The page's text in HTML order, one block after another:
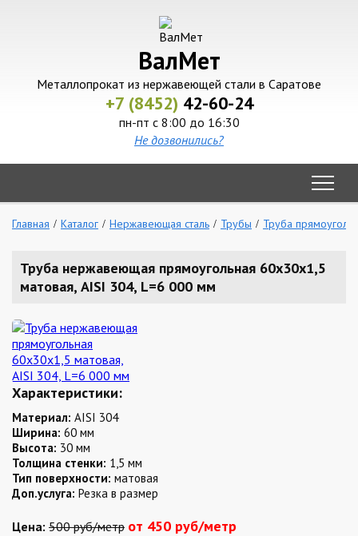
ВалМет
Металлопрокат из нержавеющей стали в Саратове
+7 (8452) 42-60-24
пн-пт с 8:00 до 16:30
Не дозвонились?
Главная Каталог Нержавеющая сталь Трубы Труба
Труба нержавеющая прямоугольная 60х30х1,5
матовая, AISI 304, L=6 000 мм
Характеристики:
Материал: AISI 304
Ширина: 60 мм
Высота: 30 мм
Толщина стенки: 1,5 мм
Тип поверхности: матовая
Доп.услуга: Резка в размер
Цена: 500 руб/метр от 450 руб/метр